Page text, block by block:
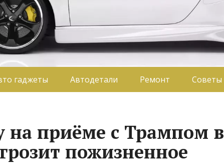
гаджеты Автодетали Ремонт Советы
на приёме с Трампом в
пожизненное